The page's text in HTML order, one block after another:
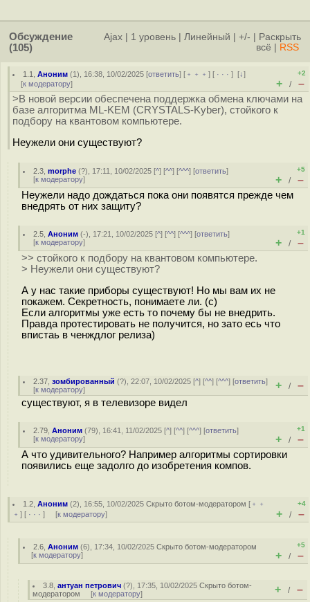
Обсуждение
(105)
Ajax 1 уровень Линейный +/-
Раскрыть
всё
RSS
1.1 ,Аноним (1), 16:38, 10/02/2025 [ответить] [ ﹢﹢﹢] [ · · ·][↓]
[к модератору]
+2
+ / –
>В новой версии обеспечена поддержка обмена ключами на
базе алгоритма ML-KEM (CRYSTALS-Kyber), стойкого к
подбору на квантовом компьютере.
Неужели они существуют?
2.3 ,morphe (?), 17:11, 10/02/2025 [^] [^^] [^^^] [ответить]
[к модератору]
+5
+ / –
Неужели надо дождаться пока они появятся прежде чем
внедрять от них защиту?
2.5 ,Аноним (-), 17:21, 10/02/2025 [^] [^^] [^^^] [ответить]
[к модератору]
+1
+ / –
>> стойкого к подбору на квантовом компьютере.
> Неужели они существуют?
А у нас такие приборы существуют! Но мы вам их не
покажем. Секретность, понимаете ли. (с)
Если алгоритмы уже есть то почему бы не внедрить.
Правда протестировать не получится, но зато есь что
впистаь в ченждлог релиза)
2.37 ,зомбированный (?), 22:07, 10/02/2025 [^] [^^] [^^^] [ответить]
[к модератору] + / –
существуют, я в телевизоре видел
2.79 ,Аноним (79), 16:41, 11/02/2025 [^] [^^] [^^^] [ответить]
[к модератору]
+1
+ / –
А что удивительного? Например алгоритмы сортировки
появились еще задолго до изобретения компов.
1.2 ,Аноним (2), 16:55, 10/02/2025Скрыто ботом-модератором [ ﹢﹢
﹢ ] [ · · · ] [к модератору]
+4
+ / –
2.6 ,Аноним (6), 17:34, 10/02/2025Скрыто ботом-модератором
[к модератору]
+5
+ / –
3.8 ,антуан петрович (?), 17:35, 10/02/2025Скрыто ботом-
модератором [к модератору] + / –